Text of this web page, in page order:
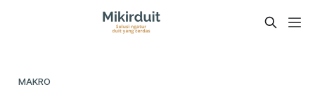
MAKRO